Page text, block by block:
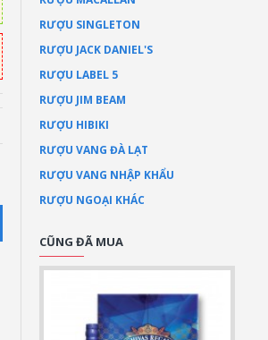
4.900.000đ
RƯỢU SINGLETON
RƯỢU JACK DANIEL'S
RƯỢU LABEL 5
RƯỢU JIM BEAM
RƯỢU HIBIKI
RƯỢU VANG ĐÀ LẠT
RƯỢU VANG NHẬP KHẨU
RƯỢU NGOẠI KHÁC
CŨNG ĐÃ MUA